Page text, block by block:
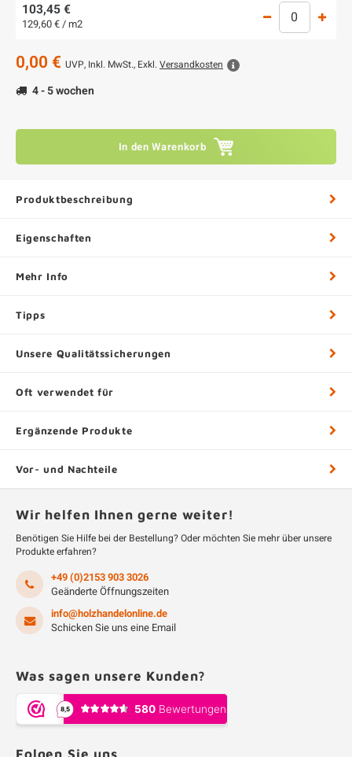
103,45 €
129,60 € / m2
0,00 € UVP, Inkl. MwSt., Exkl. Versandkosten
4 - 5 wochen
In den Warenkorb
Produktbeschreibung
Eigenschaften
Mehr Info
Tipps
Unsere Qualitätssicherungen
Oft verwendet für
Ergänzende Produkte
Vor- und Nachteile
Wir helfen Ihnen gerne weiter!
Benötigen Sie Hilfe bei der Bestellung? Oder möchten Sie mehr über unsere
Produkte erfahren?
+49 (0)2153 903 3026
Geänderte Öffnungszeiten
info@holzhandelonline.de
Schicken Sie uns eine Email
Was sagen unsere Kunden?
Folgen Sie uns